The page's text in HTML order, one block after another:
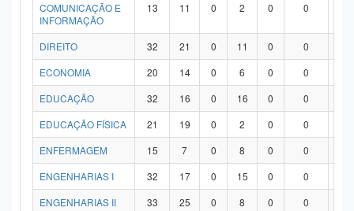
COMUNICAÇÃO E
INFORMAÇÃO
13 11 0 2 0 0
DIREITO 32 21 0 11 0 0
ECONOMIA
20 14 0 6 0 0
EDUCAÇÃO
32 16 0 16 0 0
EDUCAÇÃO FÍSICA
21 19 0 2 0 0
ENFERMAGEM
15 7 0 8 0 0
ENGENHARIAS I
32 17 0 15 0 0
ENGENHARIAS II
33 25 0 8 0 0